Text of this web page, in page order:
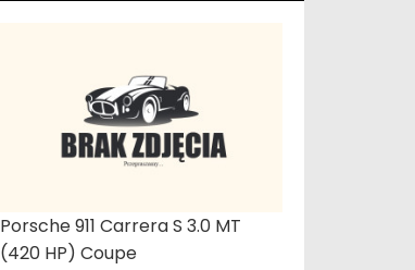
Porsche 911 Carrera S 3.0 MT
(420 HP) Coupe